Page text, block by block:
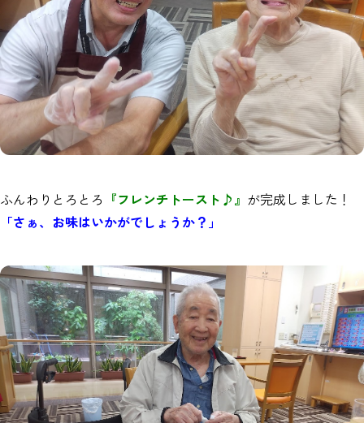
ふんわりとろとろ 『フレンチトースト♪』 が完成しました！
「さぁ、お味はいかがでしょうか？」